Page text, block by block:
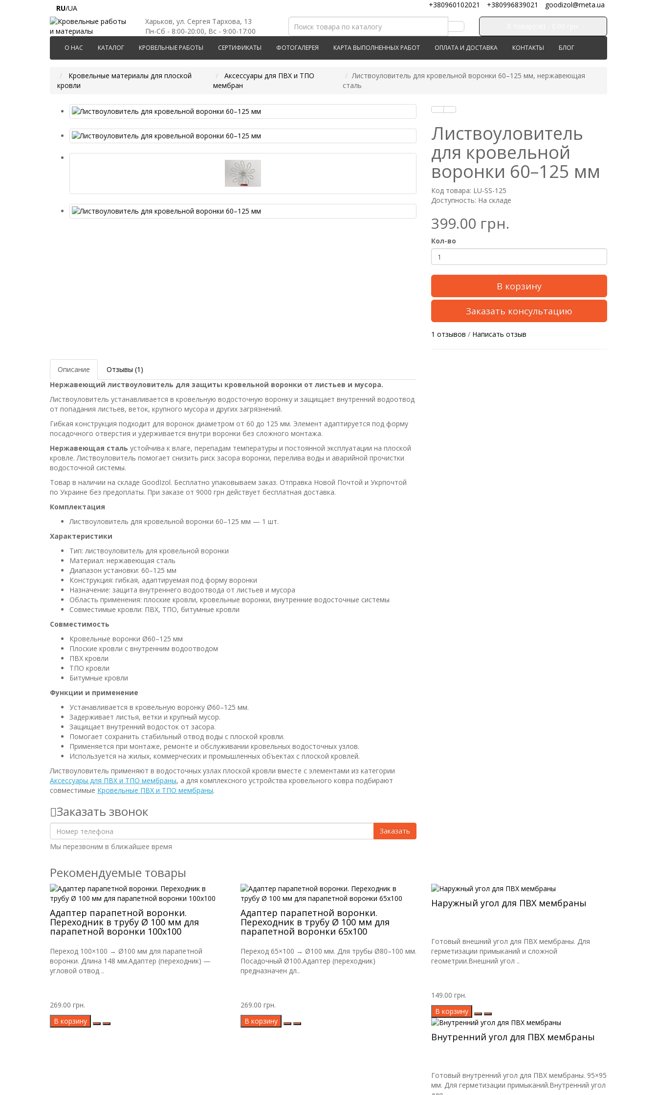
RU/UA +380960102021 +380996839021
goodizol@meta.ua
Харьков, ул. Сергея Тархова, 13
Пн-Сб - 8:00-20:00, Вс - 9:00-17:00
О НАС КАТАЛОГ КРОВЕЛЬНЫЕ РАБОТЫ СЕРТИФИКАТЫ ФОТОГАЛЕРЕЯ КАРТА ВЫПОЛНЕННЫХ РАБОТ ОПЛАТА И ДОСТАВКА КОНТАКТЫ БЛОГ
Кровельные материалы для плоской
кровли
Аксессуары для ПВХ и ТПО
мембран
Листвоуловитель для кровельной воронки 60–125 мм, нержавеющая
сталь
Листвоуловитель
для кровельной
воронки 60–125 мм
Код товара: LU-SS-125
Доступность: На складе
399.00 грн.
Кол-во
В корзину
Заказать консультацию
1 отзывов / Написать отзыв
Описание
Отзывы (1)
Нержавеющий листвоуловитель для защиты кровельной воронки от листьев и мусора.
Листвоуловитель устанавливается в кровельную водосточную воронку и защищает внутренний водоотвод
от попадания листьев, веток, крупного мусора и других загрязнений.
Гибкая конструкция подходит для воронок диаметром от 60 до 125 мм. Элемент адаптируется под форму
посадочного отверстия и удерживается внутри воронки без сложного монтажа.
Нержавеющая сталь устойчива к влаге, перепадам температуры и постоянной эксплуатации на плоской
кровле. Листвоуловитель помогает снизить риск засора воронки, перелива воды и аварийной прочистки
водосточной системы.
Товар в наличии на складе GoodIzol. Бесплатно упаковываем заказ. Отправка Новой Почтой и Укрпочтой
по Украине без предоплаты. При заказе от 9000 грн действует бесплатная доставка.
Комплектация
Листвоуловитель для кровельной воронки 60–125 мм — 1 шт.
Характеристики
Тип: листвоуловитель для кровельной воронки
Материал: нержавеющая сталь
Диапазон установки: 60–125 мм
Конструкция: гибкая, адаптируемая под форму воронки
Назначение: защита внутреннего водоотвода от листьев и мусора
Область применения: плоские кровли, кровельные воронки, внутренние водосточные системы
Совместимые кровли: ПВХ, ТПО, битумные кровли
Совместимость
Кровельные воронки Ø60–125 мм
Плоские кровли с внутренним водоотводом
ПВХ кровли
ТПО кровли
Битумные кровли
Функции и применение
Устанавливается в кровельную воронку Ø60–125 мм.
Задерживает листья, ветки и крупный мусор.
Защищает внутренний водосток от засора.
Помогает сохранить стабильный отвод воды с плоской кровли.
Применяется при монтаже, ремонте и обслуживании кровельных водосточных узлов.
Используется на жилых, коммерческих и промышленных объектах с плоской кровлей.
Листвоуловитель применяют в водосточных узлах плоской кровли вместе с элементами из категории
Аксессуары для ПВХ и ТПО мембраны, а для комплексного устройства кровельного ковра подбирают
совместимые Кровельные ПВХ и ТПО мембраны.
Заказать звонок
Заказать
Мы перезвоним в ближайшее время
Рекомендуемые товары
Адаптер парапетной воронки.
Переходник в трубу Ø 100 мм для
парапетной воронки 100х100
Переход 100×100 → Ø100 мм для парапетной
воронки. Длина 148 мм.Адаптер (переходник) —
угловой отвод ..
269.00 грн.
В корзину
Адаптер парапетной воронки.
Переходник в трубу Ø 100 мм для
парапетной воронки 65х100
Переход 65×100 → Ø100 мм. Для трубы Ø80–100 мм.
Посадочный Ø100.Адаптер (переходник)
предназначен дл..
269.00 грн.
В корзину
Наружный угол для ПВХ мембраны
Готовый внешний угол для ПВХ мембраны. Для
герметизации примыканий и сложной
геометрии.Внешний угол ..
149.00 грн.
В корзину
Внутренний угол для ПВХ мембраны
Готовый внутренний угол для ПВХ мембраны. 95×95
мм. Для герметизации примыканий.Внутренний угол